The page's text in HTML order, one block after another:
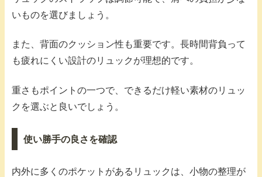
いものを選びましょう。
また、背面のクッション性も重要です。長時間背負って
も疲れにくい設計のリュックが理想的です。
重さもポイントの一つで、できるだけ軽い素材のリュッ
クを選ぶと良いでしょう。
使い勝手の良さを確認
内外に多くのポケットがあるリュックは、小物の整理が